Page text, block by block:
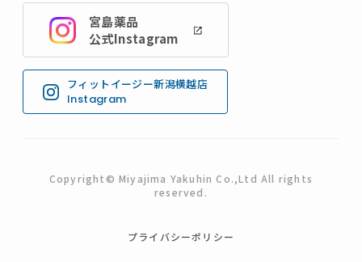
宮島薬品
公式Instagram
フィットイージー新潟横越店
Instagram
Copyright© Miyajima Yakuhin Co.,Ltd All rights
reserved.
プライバシーポリシー